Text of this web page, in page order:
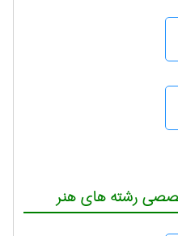
رشته های هنر